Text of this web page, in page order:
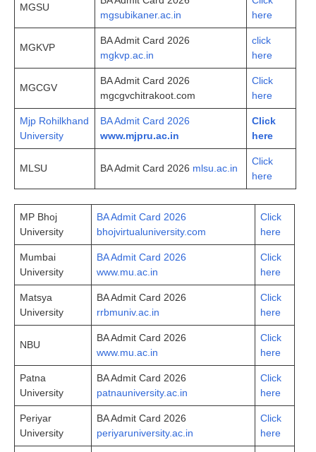
MGSU
mgsubikaner.ac.in
here
MGKVP
BA Admit Card 2026
mgkvp.ac.in
click
here
MGCGV
BA Admit Card 2026
mgcgvchitrakoot.com
Click
here
Mjp Rohilkhand
University
BA Admit Card 2026
www.mjpru.ac.in
Click
here
MLSU BA Admit Card 2026 mlsu.ac.in
Click
here
MP Bhoj
University
BA Admit Card 2026
bhojvirtualuniversity.com
Click
here
Mumbai
University
BA Admit Card 2026
www.mu.ac.in
Click
here
Matsya
University
BA Admit Card 2026
rrbmuniv.ac.in
Click
here
NBU
BA Admit Card 2026
www.mu.ac.in
Click
here
Patna
University
BA Admit Card 2026
patnauniversity.ac.in
Click
here
Periyar
University
BA Admit Card 2026
periyaruniversity.ac.in
Click
here